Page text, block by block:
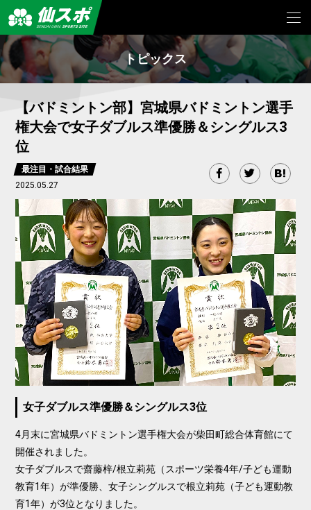
トピックス
【バドミントン部】宮城県バドミントン選手
権大会で女子ダブルス準優勝＆シングルス3
位
最注目・試合結果
2025.05.27
女子ダブルス準優勝＆シングルス3位
4月末に宮城県バドミントン選手権大会が柴田町総合体育館にて
開催されました。
女子ダブルスで齋藤梓/根立莉苑（スポーツ栄養4年/子ども運動
教育1年）が準優勝、女子シングルスで根立莉苑（子ども運動教
育1年）が3位となりました。